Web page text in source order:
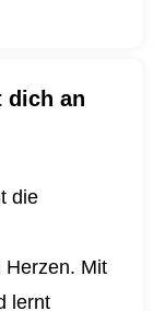
dich an
die
Herzen. Mit
lernt